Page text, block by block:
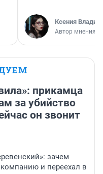
Ксения
Автор мнения
прикамца
за убийство
он звонит
зачем
и переехал в